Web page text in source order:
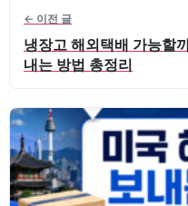
← 이전 글
냉장고 해외택배 가능할
내는 방법 총정리